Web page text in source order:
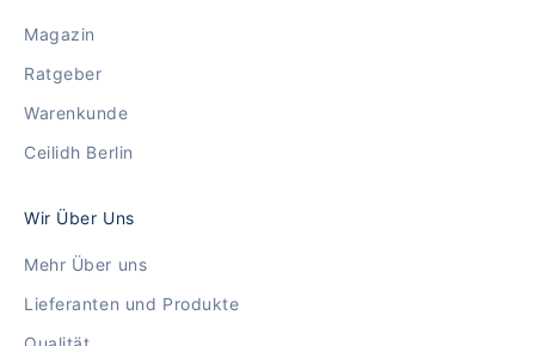
Magazin
Ratgeber
Warenkunde
Ceilidh Berlin
Wir Über Uns
Mehr Über uns
Lieferanten und Produkte